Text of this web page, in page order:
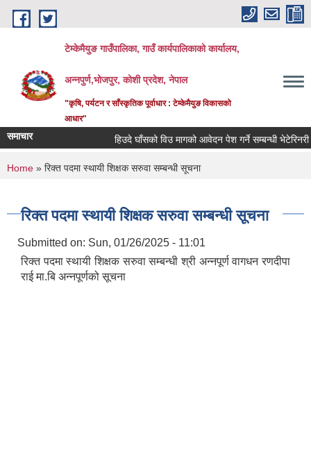
Skip to main content
टेम्केमैयुङ गाउँपालिका, गाउँ कार्यपालिकाको कार्यालय,
अन्नपुर्ण,भोजपुर, कोशी प्रदेश, नेपाल
"कृषि, पर्यटन र साँस्कृतिक पूर्वाधार : टेम्केमैयुङ विकासको
आधार"
समाचार हिउदे घाँसको विउ मागको आवेदन पेश गर्ने सम्बन्धी
You are here
Home » रिक्त पदमा स्थायी शिक्षक सरुवा सम्बन्धी सूचना
रिक्त पदमा स्थायी शिक्षक सरुवा सम्बन्धी सूचना
Submitted on: Sun, 01/26/2025 - 11:01
रिक्त पदमा स्थायी शिक्षक सरुवा सम्बन्धी श्री अन्नपूर्ण वागधन रणदीपा
राई मा.बि अन्नपूर्णको सूचना